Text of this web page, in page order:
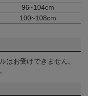
96~104cm
100~108cm
はお受けできません。